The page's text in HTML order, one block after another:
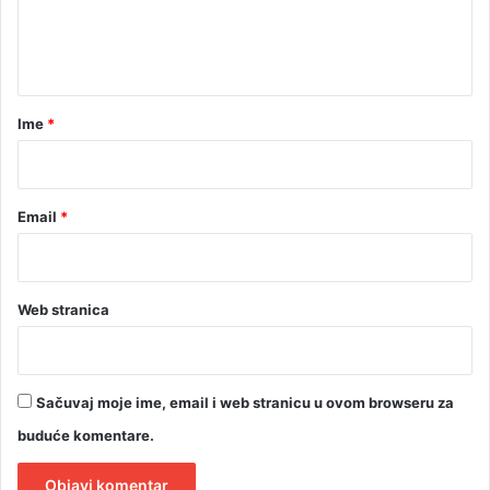
rIme *
Email *
Web stranica
Sačuvaj moje ime, email i web stranicu u ovom browseru za
buduće komentare.